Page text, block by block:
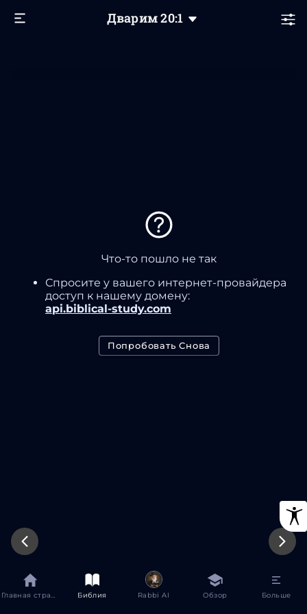
Дварим20:1
Что-то пошло не так
Спросите у вашего интернет-провайдера
доступ к нашему домену:
api.biblical-study.com
Попробовать Снова
Библия Rabbi AI Обзор Больше